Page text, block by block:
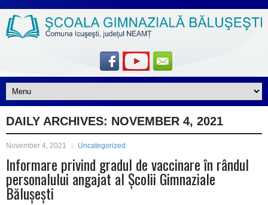
DAILY ARCHIVES: NOVEMBER 4, 2021
November 4, 2021 Uncategorized
Informare privind gradul de vaccinare în rândul
personalului angajat al Școlii Gimnaziale
Bălușești